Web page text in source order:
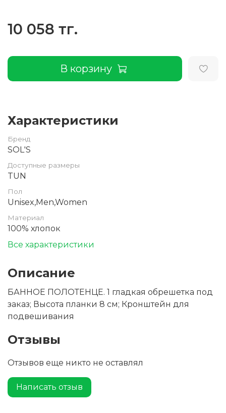
10 058 тг.
В корзину
Характеристики
Бренд
SOL'S
Доступные размеры
TUN
Пол
Unisex,Men,Women
Материал
100% хлопок
Все характеристики
Описание
БАННОЕ ПОЛОТЕНЦЕ. 1 гладкая обрешетка под
заказ; Высота планки 8 см; Кронштейн для
подвешивания
Отзывы
Отзывов еще никто не оставлял
Написать отзыв